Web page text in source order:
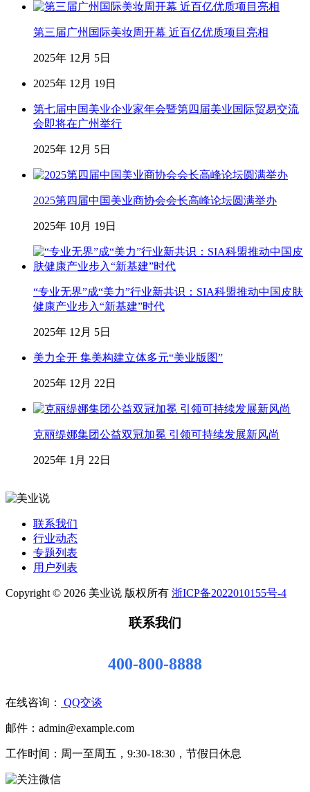
第三届广州国际美妆周开幕 近百亿优质项目亮相
2025年 12月 5日
2025年 12月 19日
第七届中国美业企业家年会暨第四届美业国际贸易交流
会即将在广州举行
2025年 12月 5日
2025第四届中国美业商协会会长高峰论坛圆满举办
2025年 10月 19日
“专业无界”成“美力”行业新共识：SIA科盟推动中国皮肤
健康产业步入“新基建”时代
2025年 12月 5日
美力全开 集美构建立体多元“美业版图”
2025年 12月 22日
克丽缇娜集团公益双冠加冕 引领可持续发展新风尚
2025年 1月 22日
联系我们
行业动态
专题列表
用户列表
Copyright © 2026 美业说 版权所有 浙ICP备2022010155号-4
联系我们
400-800-8888
在线咨询： QQ交谈
邮件：admin@example.com
工作时间：周一至周五，9:30-18:30，节假日休息